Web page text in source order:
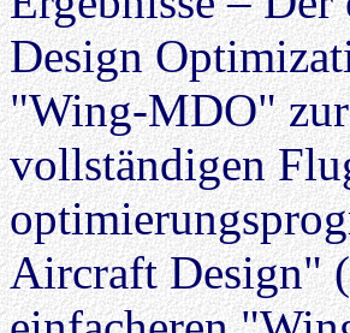
Design
"Wing-MDO"
vollständigen
Aircraft Design"